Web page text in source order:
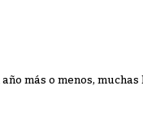
más o menos,